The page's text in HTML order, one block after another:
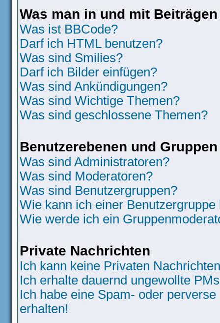
Was man in und mit
Was ist BBCode?
Darf ich HTML benutzen?
Was sind Smilies?
Darf ich Bilder einfügen?
Was sind Ankündigungen?
Was sind Wichtige Themen?
Was sind geschlossene Themen?
Benutzerebenen und Gruppen
Was sind Administratoren?
Was sind Moderatoren?
Was sind Benutzergruppen?
Wie kann ich einer Benutzergruppe
Wie werde ich ein
Private Nachrichten
Ich kann keine Privaten
Ich erhalte dauernd ungewollte
Ich habe eine Spam- oder
erhalten!